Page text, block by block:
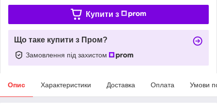
Купити з
Що таке купити з Пром?
Замовлення під захистом
Опис Характеристики Доставка Оплата Умови